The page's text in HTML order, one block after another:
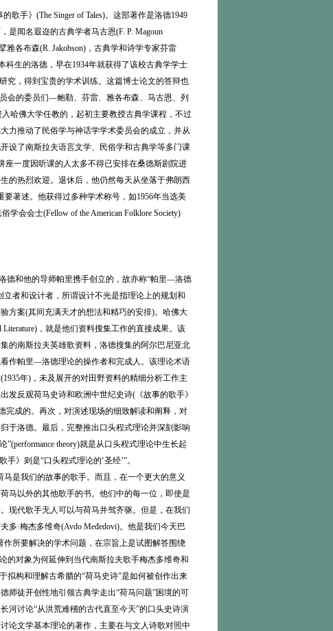
手》(The Singer of Tales)。这部著作是洛德1949
闻名遐迩的古典学者马古恩(F. P. Magoun
各布森(R. Jakobson)，古典学和诗学专家芬雷
科生的洛德，早在1934年就获得了该校古典学学士
究，得到宝贵的学术训练。这篇博士论文的答辩也
会的委员们—鲍勒、芬雷、雅各布森、马古恩、列
哈佛大学任教的，起初主要教授古典学课程，不过
力推动了民俗学与神话学学术委员会的成立，并从
设了南斯拉夫语言文学、民俗学和古典学等多门课
座一度因听课的人太多不得已安排在桑德斯剧院进
的热烈欢迎。退休后，他仍然每天从坐落于弗朗西
著述。他获得过多种学术称号，如1956年当选美
学会会士(Fellow of the American Folklore Society)
德和他的导师帕里携手创立的，故亦称“帕里—洛德
者和设计者，所谓设计不光是指理论上的规划和
方案(其间充满天才的想法和精巧的安排)。哈佛大
Literature)，就是他们资料搜集工作的直接成果。该
的南斯拉夫英雄歌资料，洛德搜集的阿尔巴尼亚北
作帕里—洛德理论的操作者和完成人。该理论术语
年)，未及展开的对田野资料的精细分析工作主
发反观荷马史诗和欧洲中世纪史诗(《故事的歌手》
完成的。再次，对演述现场的细致解读和阐释，对
于洛德。最后，完整推出口头程式理论并深刻影响
theory)就是从口头程式理论中生长起
》则是“口头程式理论的‘圣经’”。
是我们的故事的歌手。而且，在一个更大的意义
马以外的其他歌手的书。他们中的每一位，即使是
现代歌手无人可以与荷马并驾齐驱。但是，在我们
·梅杰多维奇(Avdo Međedovi)。他是我们今天巴
所要解决的学术问题，在宗旨上是试图解答围绕
的对象为何延伸到当代南斯拉夫歌手梅杰多维奇和
拟构和理解古希腊的“荷马史诗”是如何被创作出来
师徒开创性地引领古典学走出“荷马问题”困境的可
河讨论“从洪荒难稽的古代直至今天”的口头史诗演
论文学基本理论的著作，主要在与文人诗歌对照中